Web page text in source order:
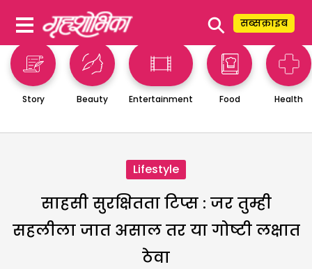
⚲ सब्सक्राइब
Story Beauty Entertainment Food Health
Lifestyle
साहसी सुरक्षितता टिप्स : जर तुम्ही
सहलीला जात असाल तर या गोष्टी लक्षात
ठेवा